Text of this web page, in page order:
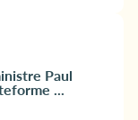
Paul
...